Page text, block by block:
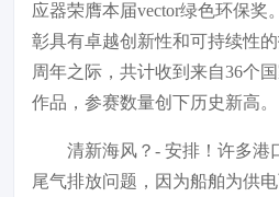
应器荣膺本届vector绿色环保奖
彰具有卓越创新性和可持续性
周年之际，共计收到来自36个
作品，参赛数量创下历史新高。
清新海风？- 安排！许多港
尾气排放问题，因为船舶为供